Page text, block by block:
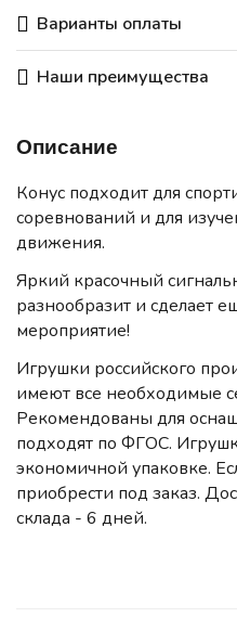
Варианты оплаты
Наши преимущества
Описание
Конус подходит для
соревнований и для
движения.
Яркий красочный
разнообразит и сделает
мероприятие!
Игрушки российского
имеют все необходимые
Рекомендованы для
подходят по ФГОС.
экономичной упаковке.
приобрести под заказ.
склада - 6 дней.